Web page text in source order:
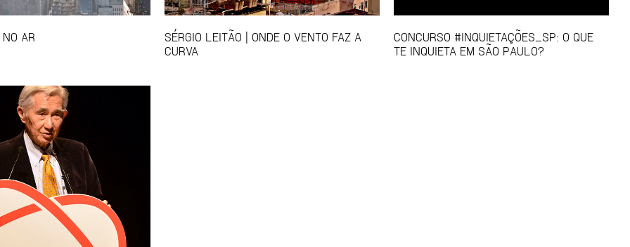
NO AR
SÉRGIO LEITÃO | ONDE O VENTO FAZ A
CURVA
CONCURSO #INQUIETAÇÕES_SP: O QUE
TE INQUIETA EM SÃO PAULO?